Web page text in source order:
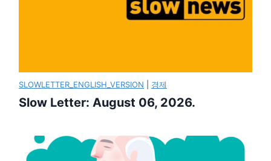
SLOWLETTER_ENGLISH_VERSION 경제
Slow Letter: August 06, 2026.